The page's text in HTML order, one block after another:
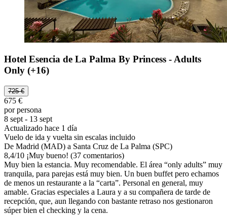
Hotel Esencia de La Palma By Princess - Adults
Only (+16)
725 €
675 €
por persona
8 sept - 13 sept
Actualizado hace 1 día
Vuelo de ida y vuelta sin escalas incluido
De Madrid (MAD) a Santa Cruz de La Palma (SPC)
8,4/10 ¡Muy bueno! (37 comentarios)
Muy bien la estancia. Muy recomendable. El área “only adults” muy
tranquila, para parejas está muy bien. Un buen buffet pero echamos
de menos un restaurante a la “carta”. Personal en general, muy
amable. Gracias especiales a Laura y a su compañera de tarde de
recepción, que, aun llegando con bastante retraso nos gestionaron
súper bien el checking y la cena.